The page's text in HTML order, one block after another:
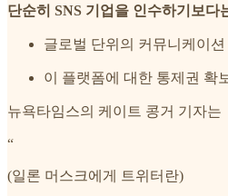
단순히 SNS 기업을 인수하기보다
글로벌 단위의 커뮤니케이
이 플랫폼에 대한 통제권 확
뉴욕타임스의 케이트 콩거 기자는
“
(일론 머스크에게 트위터란)